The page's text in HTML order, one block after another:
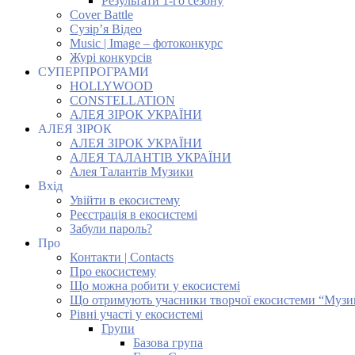
Cover Battle
Сузір’я Відео
Music | Image – фотоконкурс
Журі конкурсів
СУПЕРПРОГРАМИ
HOLLYWOOD
CONSTELLATION
АЛЕЯ ЗІРОК УКРАЇНИ
АЛЕЯ ЗІРОК
АЛЕЯ ЗІРОК УКРАЇНИ
АЛЕЯ ТАЛАНТІВ УКРАЇНИ
Алея Талантів Музики
Вхід
Увійти в екосистему
Реєстрація в екосистемі
Забули пароль?
Про
Контакти | Contacts
Про екосистему
Що можна робити у екосистемі
Що отримують учасники творчої екосистеми
Рівні участі у екосистемі
Групи
Базова група